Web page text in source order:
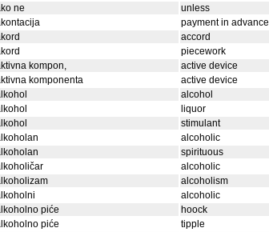
ne
unless
payment in advance
accord
piecework
kompon,
active device
komponenta
active device
alcohol
liquor
stimulant
alcoholic
spirituous
alcoholic
alcoholism
alcoholic
piće
hoock
piće
tipple